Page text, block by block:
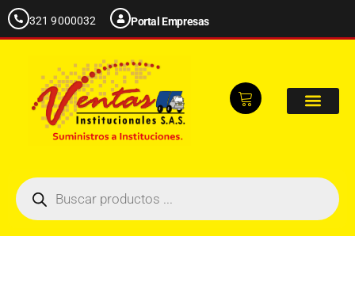
321 9000032 Portal Empresas